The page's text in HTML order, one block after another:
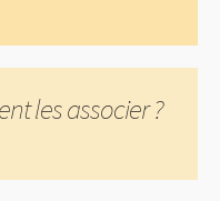
les associer ?